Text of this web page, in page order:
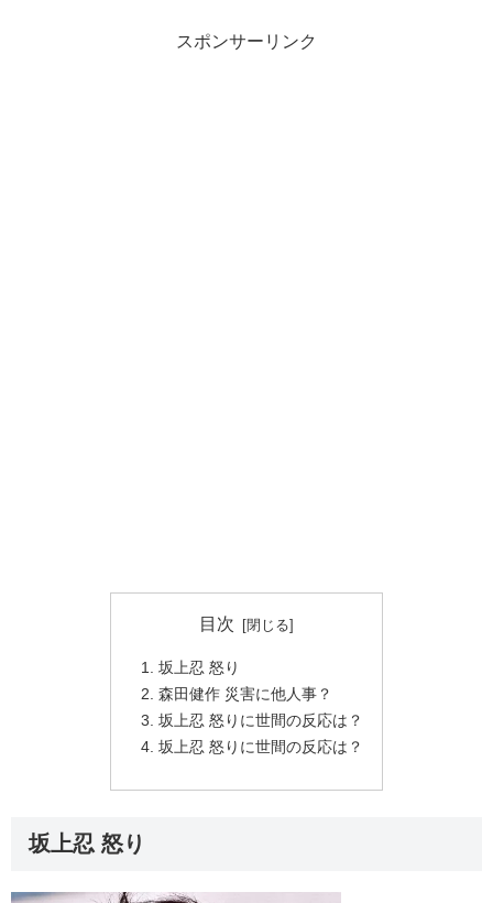
スポンサーリンク
目次
坂上忍 怒り
森田健作 災害に他人事？
坂上忍 怒りに世間の反応は？
坂上忍 怒りに世間の反応は？
坂上忍 怒り